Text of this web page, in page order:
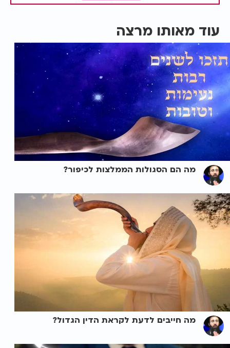
עוד מאותו מרצה
מה הם הסגולות הממלצות לכיפור?
מה חייבים לדעת לקראת הדין הגדול?